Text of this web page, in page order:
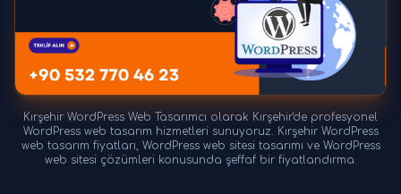
Kırşehir WordPress Web Tasarımcı olarak Kırşehir'de profesyonel
WordPress web tasarım hizmetleri sunuyoruz. Kırşehir WordPress
web tasarım fiyatları, WordPress web sitesi tasarımı ve WordPress
web sitesi çözümleri konusunda şeffaf bir fiyatlandırma.